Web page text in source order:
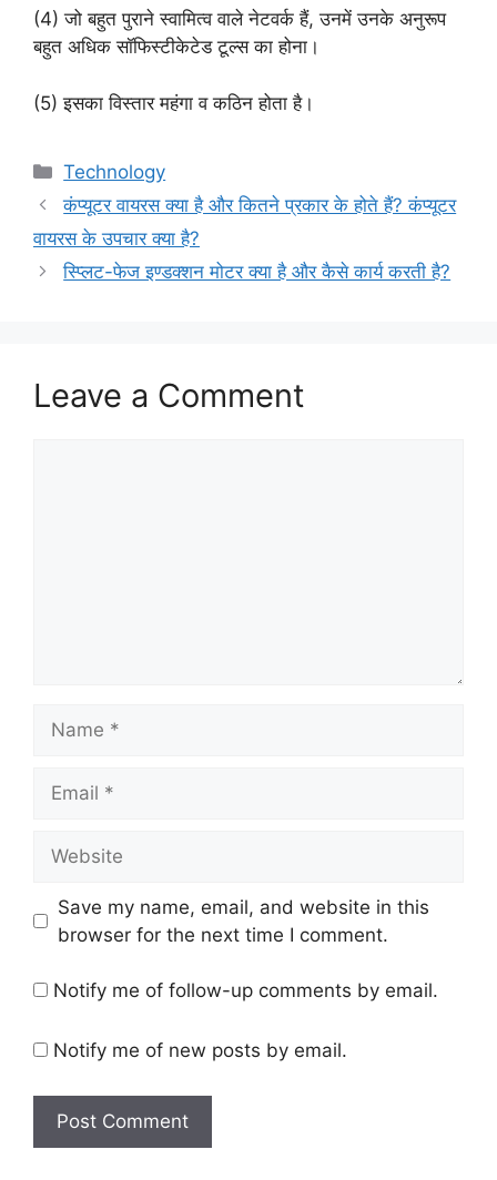
(4) जो बहुत पुराने स्वामित्व वाले नेटवर्क हैं, उनमें उनके अनुरूप
बहुत अधिक सॉफिस्टीकेटेड टूल्स का होना।
(5) इसका विस्तार महंगा व कठिन होता है।
Categories
Technology
कंप्यूटर वायरस क्या है और कितने प्रकार के होते हैं? कंप्यूटर
वायरस के उपचार क्या है?
स्प्लिट-फेज इण्डक्शन मोटर क्या है और कैसे कार्य करती है?
Leave a Comment
Save my name, email, and website in this
browser for the next time I comment.
Notify me of follow-up comments by email.
Notify me of new posts by email.